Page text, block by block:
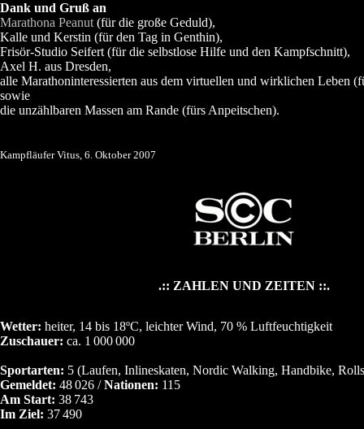
Dank und Gruß an
Marathona Peanut (für die große Geduld),
Kalle und Kerstin (für den Tag in Genthin),
Frisör-Studio Seifert (für die selbstlose Hilfe und den Kampfschnitt),
Axel H. aus Dresden,
alle Marathoninteressierten aus dem virtuellen und wirklichen Leben
sowie
die unzählbaren Massen am Rande (fürs Anpeitschen).
Kampfläufer Vitus, 6. Oktober 2007
.:: ZAHLEN UND ZEITEN ::.
Wetter: heiter, 14 bis 18ºC, leichter Wind, 70 % Luftfeuchtigkeit
Zuschauer: ca. 1 000000
Sportarten: 5 (Laufen, Inlineskaten, Nordic Walking, Handbike,
Gemeldet: 48026 /Nationen: 115
Am Start: 38 743
Im Ziel: 37490